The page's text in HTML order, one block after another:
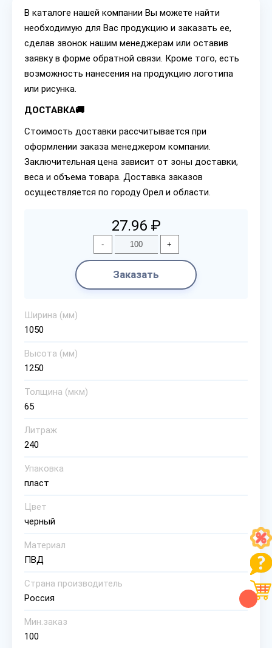
В каталоге нашей компании Вы можете найти
необходимую для Вас продукцию и заказать ее,
сделав звонок нашим менеджерам или оставив
заявку в форме обратной связи. Кроме того, есть
возможность нанесения на продукцию логотипа
или рисунка.
ДОСТАВКА🚚
Стоимость доставки рассчитывается при
оформлении заказа менеджером компании.
Заключительная цена зависит от зоны доставки,
веса и объема товара. Доставка заказов
осуществляется по городу Орел и области.
27.96 ₽
- +
Заказать
Ширина (мм)
1050
Высота (мм)
1250
Толщина (мкм)
65
Литраж
240
Упаковка
пласт
Цвет
черный
Материал
ПВД
Страна производитель
Россия
Мин.заказ
100